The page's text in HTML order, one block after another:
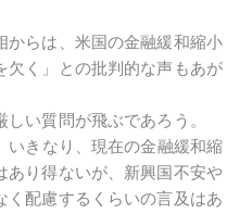
からは、米国の金融緩和縮小
欠く」との批判的な声もあが
い質問が飛ぶであろう。
いきなり、現在の金融緩和縮
あり得ないが、新興国不安や
く配慮するくらいの言及はあ